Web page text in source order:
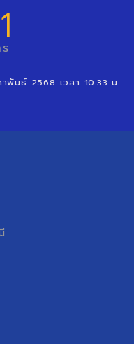
นธ์ 2568 เวลา 10.33 น.